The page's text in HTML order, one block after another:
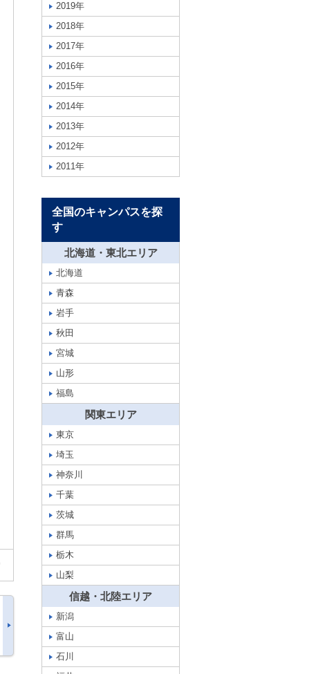
2019年
2018年
2017年
2016年
2015年
2014年
2013年
2012年
2011年
全国のキャンパスを探
す
北海道・東北エリア
北海道
青森
岩手
秋田
宮城
山形
福島
関東エリア
東京
埼玉
神奈川
千葉
茨城
群馬
栃木
山梨
信越・北陸エリア
新潟
富山
石川